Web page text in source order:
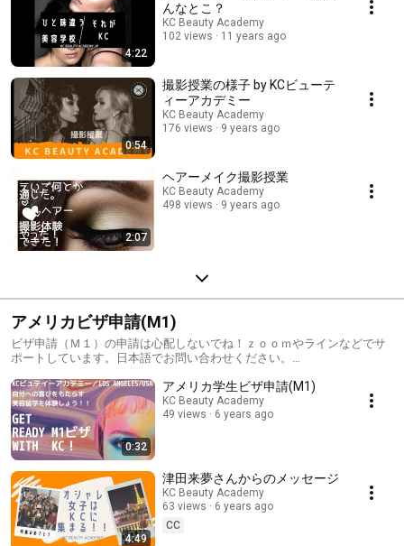
4:22
んなとこ？
KC Beauty Academy
102 views
11 years ago
0:54
撮影授業の様子 by KCビューテ
ィーアカデミー
KC Beauty Academy
176 views
9 years ago
2:07
ヘアーメイク撮影授業
KC Beauty Academy
498 views
9 years ago
アメリカビザ申請(M1)
ビザ申請（Ｍ１）の申請は心配しないでね！ｚｏｏｍやラインなどでサ
ポートしています。日本語でお問い合わせください。
0:32
アメリカ学生ビザ申請(M1)
KC Beauty Academy
49 views
6 years ago
4:49
津田来夢さんからのメッセージ
KC Beauty Academy
63 views
6 years ago
CC